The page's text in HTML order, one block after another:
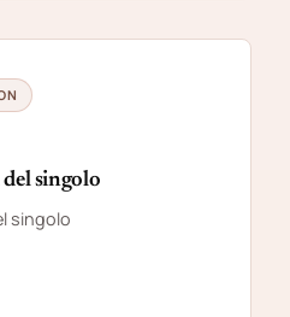
singolo
singolo